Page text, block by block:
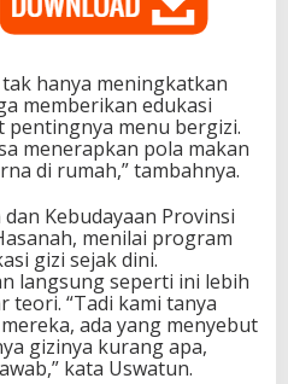
hanya meningkatkan
memberikan edukasi
menu bergizi.
menerapkan pola makan
di rumah,” tambahnya.
Kebudayaan Provinsi
menilai program
gizi sejak dini.
langsung seperti ini lebih
teori. “Tadi kami tanya
ada yang menyebut
gizinya kurang apa,
kata Uswatun.